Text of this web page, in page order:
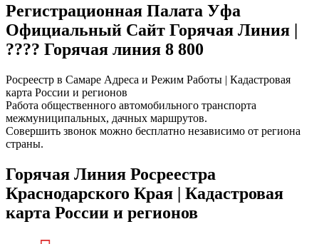
Регистрационная Палата Уфа
Официальный Сайт Горячая Линия |
???? Горячая линия 8 800
Росреестр в Самаре Адреса и Режим Работы | Кадастровая
карта России и регионов
Работа общественного автомобильного транспорта
межмуниципальных, дачных маршрутов.
Совершить звонок можно бесплатно независимо от региона
страны.
Горячая Линия Росреестра
Краснодарского Края | Кадастровая
карта России и регионов